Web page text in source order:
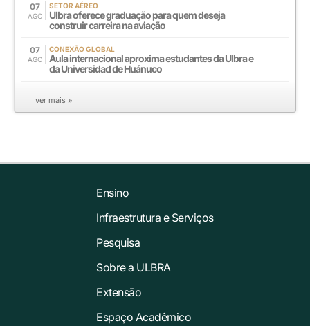
07
AGO
SETOR AÉREO
Ulbra oferece graduação para quem deseja
construir carreira na aviação
07
AGO
CONEXÃO GLOBAL
Aula internacional aproxima estudantes da Ulbra e
da Universidad de Huánuco
ver mais »
Ensino
Infraestrutura e Serviços
Pesquisa
Sobre a ULBRA
Extensão
Espaço Acadêmico